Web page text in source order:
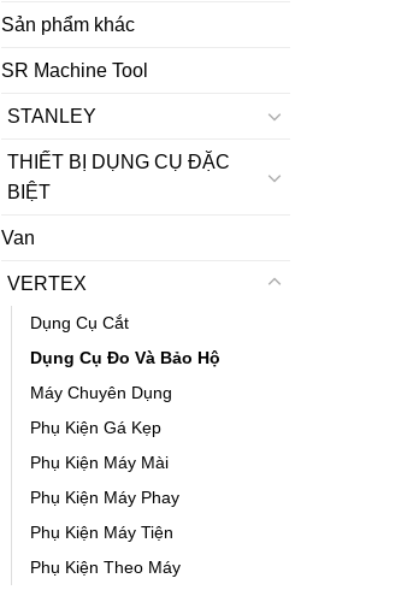
Sản phẩm khác
SR Machine Tool
STANLEY
THIẾT BỊ DỤNG CỤ ĐẶC
BIỆT
Van
VERTEX
Dụng Cụ Cắt
Dụng Cụ Đo Và Bảo Hộ
Máy Chuyên Dụng
Phụ Kiện Gá Kẹp
Phụ Kiện Máy Mài
Phụ Kiện Máy Phay
Phụ Kiện Máy Tiện
Phụ Kiện Theo Máy